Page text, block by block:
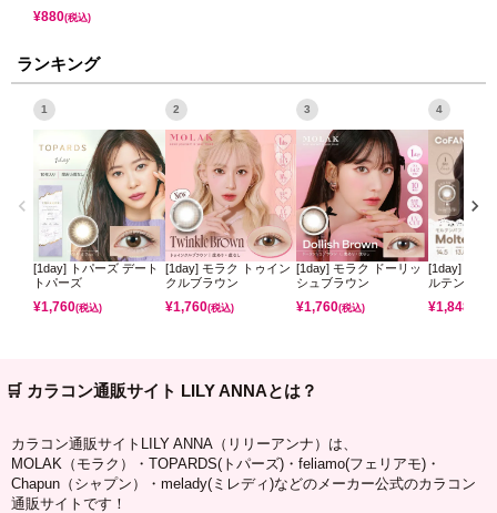
¥880(税込)
ランキング
1
[1day] トパーズ デート
トパーズ
¥1,760(税込)
2
[1day] モラク トゥイン
クルブラウン
¥1,760(税込)
3
[1day] モラク ドーリッ
シュブラウン
¥1,760(税込)
4
[1day] コフ
ルテンパフ
¥1,848
🛒 カラコン通販サイト LILY ANNAとは？
カラコン通販サイトLILY ANNA（リリーアンナ）は、
MOLAK（モラク）・TOPARDS(トパーズ)・feliamo(フェリアモ)・
Chapun（シャプン）・melady(ミレディ)などのメーカー公式のカラコン
通販サイトです！